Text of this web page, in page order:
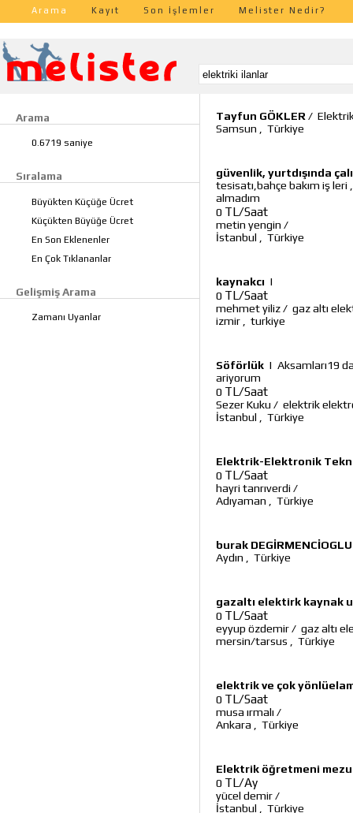
Arama Kayıt Son İşlemler Melister Nedir?
Arama
0.6719 saniye
Sıralama
Büyükten Küçüğe Ücret
Küçükten Büyüğe Ücret
En Son Eklenenler
En Çok Tıklananlar
Gelişmiş Arama
Zamanı Uyanlar
Tayfun GÖKLER /
Samsun
Türkiye
güvenlik, yurtdışında
tesisatı,bahçe bakım iş leri
almadım
0 TL/Saat
metin yengin /
İstanbul
Türkiye
kaynakcı |
0 TL/Saat
mehmet yiliz/ gaz altı
izmir
turkiye
Söförlük | Aksamları19
ariyorum
0 TL/Saat
Sezer Kuku / elektrik
İstanbul
Türkiye
Elektrik-Elektronik
0 TL/Saat
hayri tanrıverdi /
Adıyaman
Türkiye
burak DEGİRMENCİOGLU
Aydın
Türkiye
gazaltı elektirk kaynak
0 TL/Saat
eyyup özdemir/ gaz altı
mersin/tarsus
Türkiye
elektrik ve çok
0 TL/Saat
musa ırmalı /
Ankara
Türkiye
Elektrik öğretmeni
0 TL/Ay
yücel demir/
İstanbul
Türkiye